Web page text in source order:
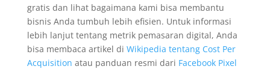
gratis dan lihat bagaimana kami bisa membantu
bisnis Anda tumbuh lebih efisien. Untuk informasi
lebih lanjut tentang metrik pemasaran digital, Anda
bisa membaca artikel di Wikipedia tentang Cost Per
Acquisition atau panduan resmi dari Facebook Pixel